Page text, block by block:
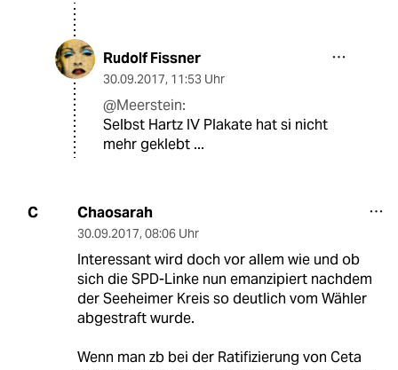
Rudolf Fissner
30.09.2017, 11:53 Uhr
@Meerstein:
Selbst Hartz IV Plakate hat si nicht
mehr geklebt ...
C Chaosarah
30.09.2017, 08:06 Uhr
Interessant wird doch vor allem wie und ob
sich die SPD-Linke nun emanzipiert nachdem
der Seeheimer Kreis so deutlich vom Wähler
abgestraft wurde.
Wenn man zb bei der Ratifizierung von Ceta